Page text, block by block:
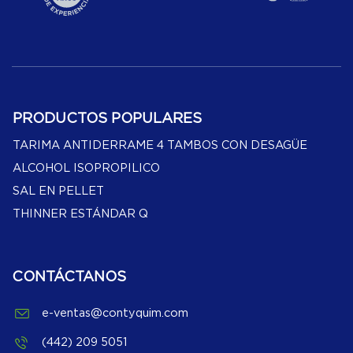
PRODUCTOS POPULARES
TARIMA ANTIDERRAME 4 TAMBOS CON DESAGÜE
ALCOHOL ISOPROPILICO
SAL EN PELLET
THINNER ESTÁNDAR Q
CONTÁCTANOS
e-ventas@contyquim.com
(442) 209 5051